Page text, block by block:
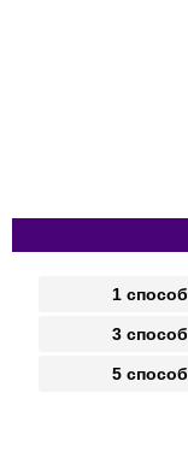
1 способ
3 способ
5 способ